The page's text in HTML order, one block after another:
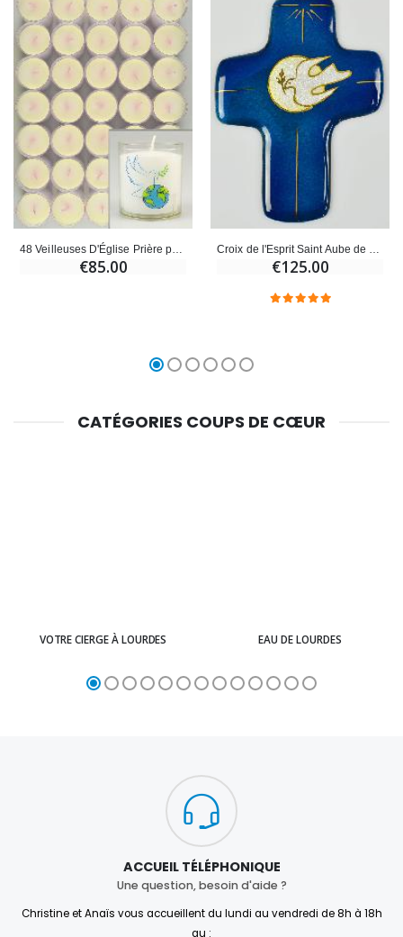
€85.00 €125.00
CATÉGORIES COUPS DE CŒUR
VOTRE CIERGE À LOURDES EAU DE LOURDES
ACCUEIL TÉLÉPHONIQUE
Une question, besoin d'aide ?
Christine et Anaïs vous accueillent du lundi au vendredi de 8h à 18h
au :